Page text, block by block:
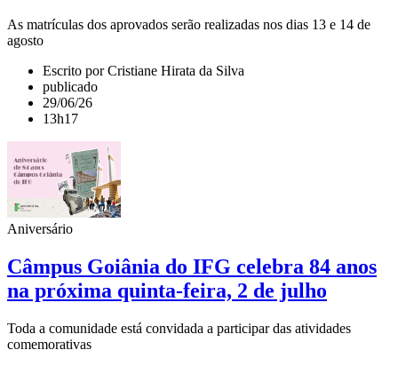
As matrículas dos aprovados serão realizadas nos dias 13 e 14 de
agosto
Escrito por Cristiane Hirata da Silva
publicado
29/06/26
13h17
Aniversário
Câmpus Goiânia do IFG celebra 84 anos
na próxima quinta-feira, 2 de julho
Toda a comunidade está convidada a participar das atividades
comemorativas